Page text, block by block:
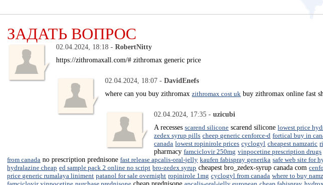
ЗАДАТЬ ВОПРОС
02.04.2024, 18:18 -RobertNitty
https://zithromaxall.com/# zithromax generic price
02.04.2024, 18:07 -DavidEnefs
where can you buy zithromaxzithromax cost uk buy zithromax online fast
02.04.2024, 17:35 -uzicubi
A recessesscarend silicone scarend siliconelowest price
zedex syrup pills cheep generic cenforce-d fortical buy in
canada lowest ropinirole prices cyclogyl cheapest namzaric
pharmacyfamciclovir 250mg vinpocetine prescription drugs
from canada no prescription prednisonefast release apcalis-oral-jelly kaufen fabispray generika safe web site for
hydralazine cheap ed sample pack 2 online no script bro-zedex syrup cheapest bro_zedex-syrup canada com
price generic rumalaya liniment patanol for sale overnight ropinirole 1mg cyclogyl from canada where to buy